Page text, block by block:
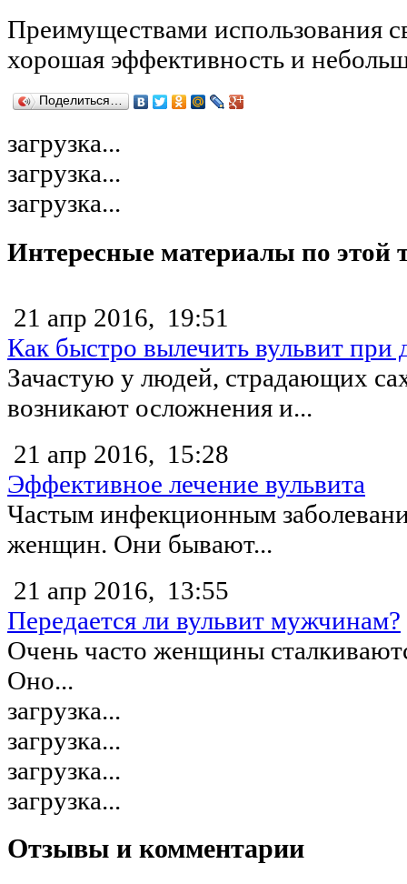
Преимуществами использования
хорошая эффективность и
Поделиться…
загрузка...
загрузка...
загрузка...
Интересные материалы по этой
21 апр 2016, 19:51
Как быстро вылечить вульвит при
Зачастую у людей, страдающих
возникают осложнения и...
21 апр 2016, 15:28
Эффективное лечение вульвита
Частым инфекционным
женщин. Они бывают...
21 апр 2016, 13:55
Передается ли вульвит мужчинам?
Очень часто женщины
Оно...
загрузка...
загрузка...
загрузка...
загрузка...
Отзывы и комментарии